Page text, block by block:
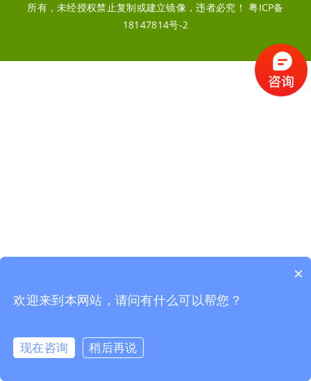
所有，未经授权禁止复制或建立镜像，违者必究！粤ICP备
18147814号-2
×
欢迎来到本网站，请问有什么可以帮您？
现在咨询 稍后再说